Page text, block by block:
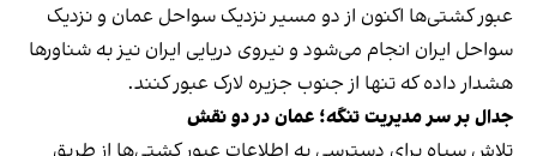
عبور کشتی‌ها اکنون از دو مسیر نزدیک سواحل عمان و نزدیک
سواحل ایران انجام می‌شود و نیروی دریایی ایران نیز به شناورها
هشدار داده که تنها از جنوب جزیره لارک عبور کنند.
جدال بر سر مدیریت تنگه؛ عمان در دو نقش